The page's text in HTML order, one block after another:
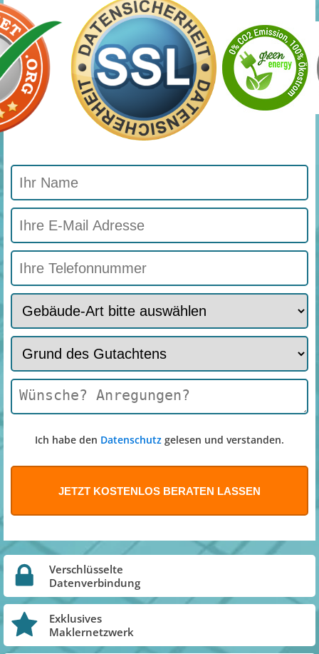
Ich habe den Datenschutz gelesen und verstanden.
Verschlüsselte
Datenverbindung
Exklusives
Maklernetzwerk